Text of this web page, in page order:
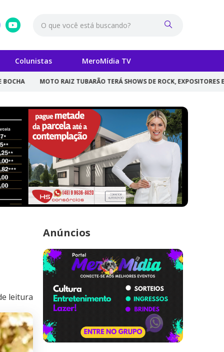
Colunistas MeroMídia TV
RAIZ TUBARÃO TERÁ SHOWS DE ROCK, EXPOSITORES E ENTRADA
leitura
Anúncios